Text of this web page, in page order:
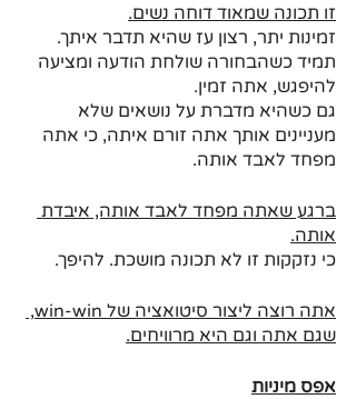
זו תכונה שמאוד דוחה נשים.
זמינות יתר, רצון עז שהיא תדבר איתך.
תמיד כשהבחורה שולחת הודעה ומציעה
להיפגש, אתה זמין.
גם כשהיא מדברת על נושאים שלא
מעניינים אותך אתה זורם איתה, כי אתה
מפחד לאבד אותה.
ברגע שאתה מפחד לאבד אותה, איבדת
אותה.
כי נזקקות זו לא תכונה מושכת. להיפך.
אתה רוצה ליצור סיטואציה של win-win,
שגם אתה וגם היא מרוויחים.
אפס מיניות